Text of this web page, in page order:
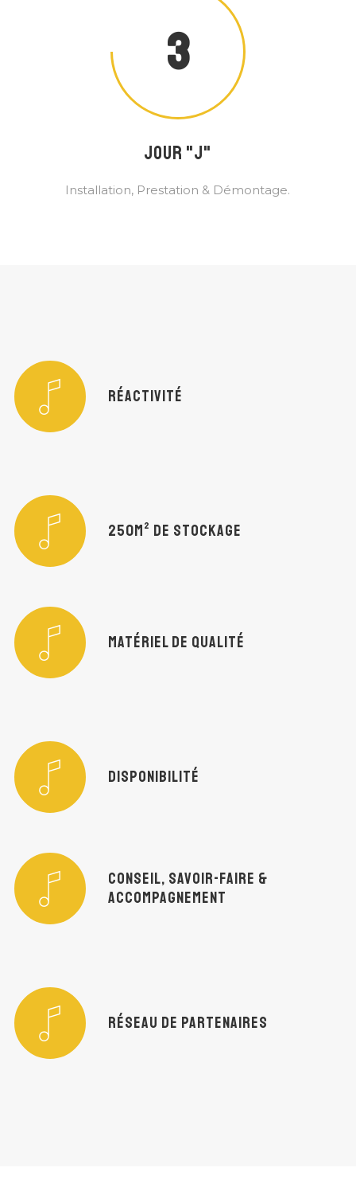
3
JOUR "J"
Installation, Prestation & Démontage.
RÉACTIVITÉ
250M² DE STOCKAGE
MATÉRIEL DE QUALITÉ
DISPONIBILITÉ
CONSEIL, SAVOIR-FAIRE &
ACCOMPAGNEMENT
RÉSEAU DE PARTENAIRES